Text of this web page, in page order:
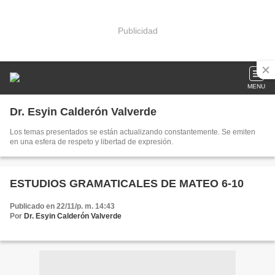
Publicidad
MENU
Dr. Esyin Calderón Valverde
Los temas presentados se están actualizando constantemente. Se emiten
en una esfera de respeto y libertad de expresión.
ESTUDIOS GRAMATICALES DE MATEO 6-10
Publicado en 22/11/p. m. 14:43
Por Dr. Esyin Calderón Valverde